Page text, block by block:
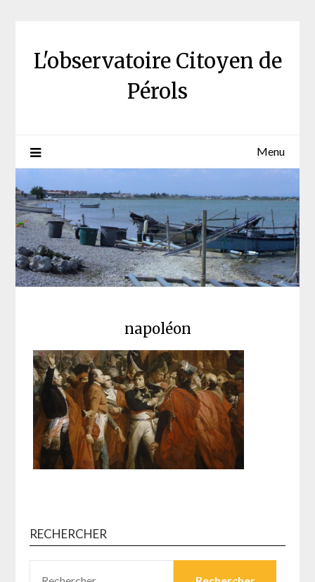
L'observatoire Citoyen de
Pérols
Menu
napoléon
RECHERCHER